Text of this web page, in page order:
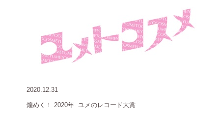
2020.12.31
煌めく！ 2020年 ユメのレコード大賞